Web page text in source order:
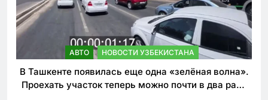
АВТО НОВОСТИ УЗБЕКИСТАНА
В Ташкенте появилась еще одна «зелёная волна».
Проехать участок теперь можно почти в два раза